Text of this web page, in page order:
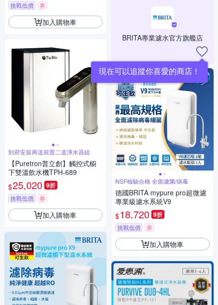
挑戰低價
券
加入購物車
到府安裝再送前置二道淨水器組
【Puretron普立創】觸控式櫥
下雙溫飲水機TPH-689
$25,020 9折
挑戰低價 券
加入購物車
BRITA專業濾水官方旗艦店
現在可以追蹤你喜愛的商店！
NSF檢驗合格 全面濾菌/病毒
德國BRITA mypure pro超微濾
專業級濾水系統V9
$18,720 9折
挑戰低價 券
加入購物車